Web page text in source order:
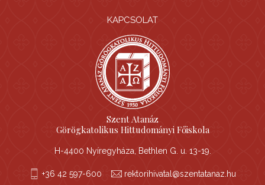
KAPCSOLAT
Szent Atanáz
Görögkatolikus Hittudományi Főiskola
H-4400 Nyíregyháza, Bethlen G. u. 13-19.
+36 42 597-600 rektorihivatal@szentatanaz.hu